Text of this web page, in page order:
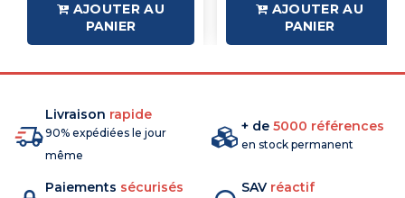
AJOUTER AU
PANIER
AJOUTER AU
PANIER
Livraison rapide
90% expédiées le jour
même
+ de 5000 références
en stock permanent
Paiements sécurisés SAV réactif